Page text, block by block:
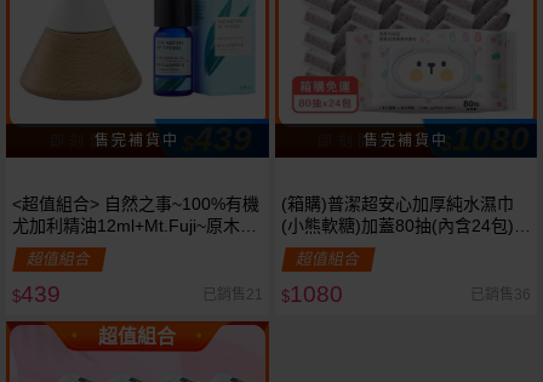
即 刻 開 搶
<超值組合> 自然之事~100%有機
尤加利精油12ml+Mt.Fuji~原木雪
山擴香石 組合款
超值組合
$439 已銷售21
即 刻 開 搶 $
(箱購)普潔超安心加厚純水濕巾
(小熊軟糖)加蓋80抽(內含24包)限
宅配
超值組合
$1080 已銷售36
超值組合